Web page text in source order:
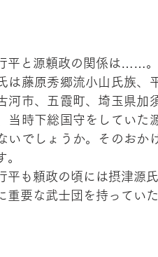
平と源頼政の関係は……。
は藤原秀郷流小山氏族、
河市、五霞町、埼玉県加
当時下総国守をしていた
いでしょうか。そのおか
。
平も頼政の頃には摂津源
重要な武士団を持っていた